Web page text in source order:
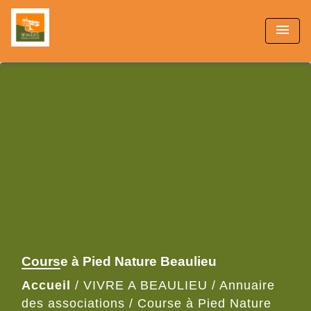
menu
Course à Pied Nature Beaulieu
Accueil / VIVRE A BEAULIEU / Annuaire
des associations / Course à Pied Nature